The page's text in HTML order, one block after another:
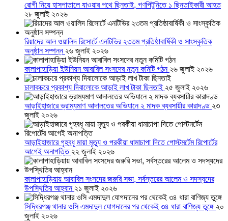
রোগী নিয়ে হাসপাতালে যাওয়ার পথে ছিনতাই, গণপিটুনিতে ১ ছিনতাইকারী আহত
২৮ জুলাই ২০২৬
রিয়াদের আল ওয়ালিদ রিসোর্টে এনটিভির ২৩তম প্রতিষ্ঠাবার্ষিকী ও সাংস্কৃতিক
অনুষ্ঠান সম্পন্ন ২৬ জুলাই ২০২৬
কালাপাহাড়িয়া ইউনিয়ন আবাবিল সংসদের নতুন কমিটি গঠন ২৬ জুলাই ২০২৬
চালাকচরে প্রকাশ্য দিবালোকে আড়াই লাখ টাকা ছিনতাই ২৫ জুলাই ২০২৬
আড়াইহাজারে ভ্রাম্যমাণ আদালতের অভিযানে ২ মাদক ব্যবসায়ীর কারাদণ্ড ২৩
জুলাই ২০২৬
আড়াইহাজারে গৃহবধূ মায়া মৃত্যু ও পরকীয়া ধামাচাপা দিতে পোস্টমর্টেম রিপোর্টের
আগেই অনাপত্তি ২২ জুলাই ২০২৬
কালাপাহাড়িয়ায় আবাবিল সংসদের জরুরি সভা, সর্বস্তরের আলেম ও সদস্যদের
উপস্থিতির আহ্বান ২১ জুলাই ২০২৬
সিদ্ধিরগঞ্জ থানার ওসি এমদাদুল যোগদানের পর থেকেই ৩৪ ধারা বাণিজ্য তুঙ্গে ২০
জুলাই ২০২৬